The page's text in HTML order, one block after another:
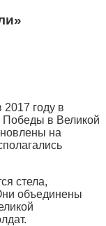
году в
Победы в Великой
на
стела,
объединены